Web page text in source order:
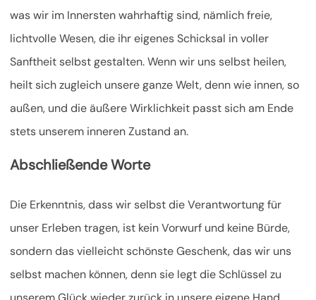
was wir im Innersten wahrhaftig sind, nämlich freie,
lichtvolle Wesen, die ihr eigenes Schicksal in voller
Sanftheit selbst gestalten. Wenn wir uns selbst heilen,
heilt sich zugleich unsere ganze Welt, denn wie innen, so
außen, und die äußere Wirklichkeit passt sich am Ende
stets unserem inneren Zustand an.
Abschließende Worte
Die Erkenntnis, dass wir selbst die Verantwortung für
unser Erleben tragen, ist kein Vorwurf und keine Bürde,
sondern das vielleicht schönste Geschenk, das wir uns
selbst machen können, denn sie legt die Schlüssel zu